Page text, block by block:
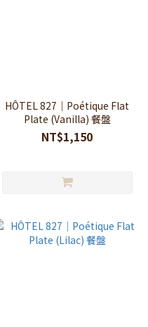
HÔTEL 827｜Poétique Flat
Plate (Vanilla) 餐盤
NT$1,150